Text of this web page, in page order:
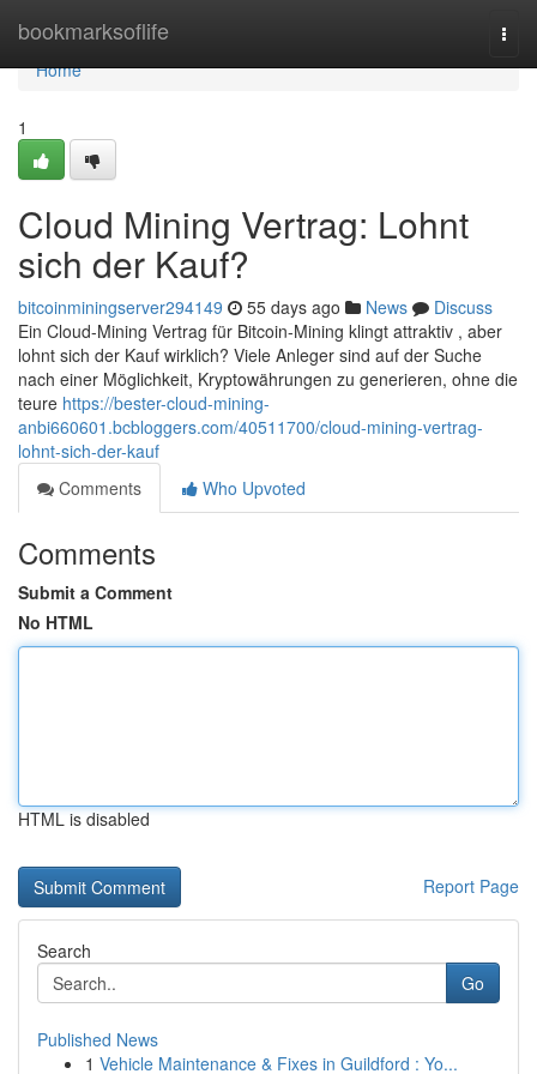
bookmarksoflife
Home
Home
1
Cloud Mining Vertrag: Lohnt
sich der Kauf?
bitcoinminingserver294149 55 days ago News
Discuss
Ein Cloud-Mining Vertrag für Bitcoin-Mining klingt attraktiv , aber
lohnt sich der Kauf wirklich? Viele Anleger sind auf der Suche
nach einer Möglichkeit, Kryptowährungen zu generieren, ohne die
teure https://bester-cloud-mining-
anbi660601.bcbloggers.com/40511700/cloud-mining-vertrag-
lohnt-sich-der-kauf
Comments
Who Upvoted
Comments
Submit a Comment
No HTML
HTML is disabled
Report Page
Search
Go
Published News
1 Vehicle Maintenance & Fixes in Guildford : Yo...